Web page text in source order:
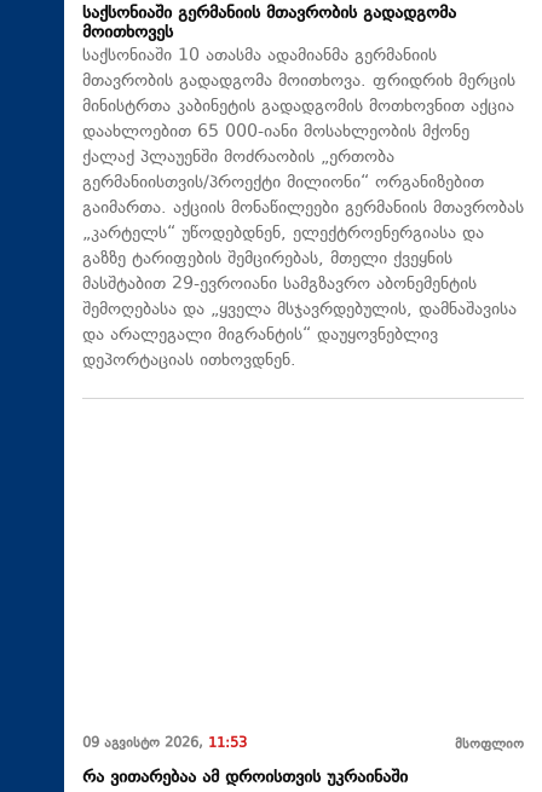
საქსონიაში გერმანიის მთავრობის გადადგომა
მოითხოვეს
საქსონიაში 10 ათასმა ადამიანმა გერმანიის
მთავრობის გადადგომა მოითხოვა. ფრიდრიხ მერცის
მინისტრთა კაბინეტის გადადგომის მოთხოვნით აქცია
დაახლოებით 65 000-იანი მოსახლეობის მქონე
ქალაქ პლაუენში მოძრაობის „ერთობა
გერმანიისთვის/პროექტი მილიონი“ ორგანიზებით
გაიმართა. აქციის მონაწილეები გერმანიის მთავრობას
„კარტელს“ უწოდებდნენ, ელექტროენერგიასა და
გაზზე ტარიფების შემცირებას, მთელი ქვეყნის
მასშტაბით 29-ევროიანი სამგზავრო აბონემენტის
შემოღებასა და „ყველა მსჯავრდებულის, დამნაშავისა
და არალეგალი მიგრანტის“ დაუყოვნებლივ
დეპორტაციას ითხოვდნენ.
09 აგვისტო 2026, 11:53 მსოფლიო
რა ვითარებაა ამ დროისთვის უკრაინაში